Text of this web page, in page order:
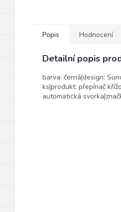
Popis Hodnocení
Detailní popis
barva: černá|design:
ks|produkt: přepínač
automatická